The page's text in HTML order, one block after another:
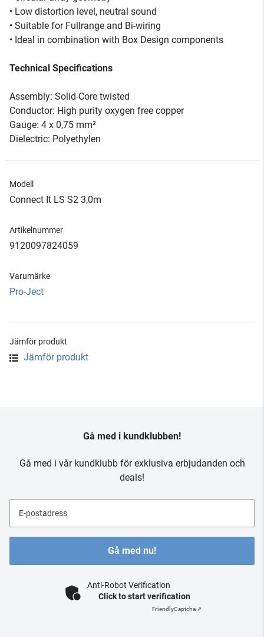
• Low distortion level, neutral sound
• Suitable for Fullrange and Bi-wiring
• Ideal in combination with Box Design components
Technical Specifications
Assembly: Solid-Core twisted
Conductor: High purity oxygen free copper
Gauge: 4 x 0,75 mm²
Dielectric: Polyethylen
Modell
Connect It LS S2 3,0m
Artikelnummer
9120097824059
Varumärke
Pro-Ject
Jämför produkt
Jämför produkt
Gå med i kundklubben!
Gå med i vår kundklubb för exklusiva erbjudanden och
deals!
E-postadress
Gå med nu!
Anti-Robot Verification
Click to start verification
FriendlyCaptcha ⇗